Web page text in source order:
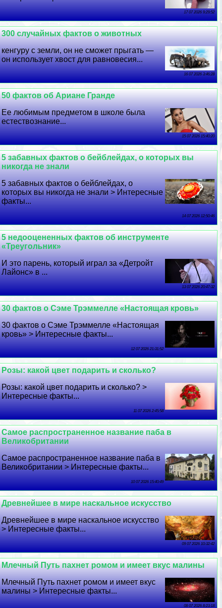
17 07 2026 9:29:52
300 случайных фактов о животных
кенгуру с земли, он не сможет прыгать —
он использует хвост для равновесия...
16 07 2026 3:46:28
50 фактов об Ариане Гранде
Ее любимым предметом в школе была
естествознание...
15 07 2026 15:40:20
5 забавных фактов о бейблейдах, о которых вы
никогда не знали
5 забавных фактов о бейблейдах, о
которых вы никогда не знали > Интересные
факты...
14 07 2026 12:50:46
5 недооцененных фактов об инструменте
«Треугольник»
И это парень, который играл за «Детройт
Лайонс» в ...
13 07 2026 20:47:32
30 фактов о Сэме Трэммелле «Настоящая кровь»
30 фактов о Сэме Трэммелле «Настоящая
кровь» > Интересные факты...
12 07 2026 21:31:52
Розы: какой цвет подарить и сколько?
Розы: какой цвет подарить и сколько? >
Интересные факты...
11 07 2026 2:45:58
Самое распространенное название паба в
Великобритании
Самое распространенное название паба в
Великобритании > Интересные факты...
10 07 2026 15:40:49
Древнейшее в мире наскальное искусство
Древнейшее в мире наскальное искусство
> Интересные факты...
09 07 2026 10:32:42
Млечный Путь пахнет ромом и имеет вкус малины
Млечный Путь пахнет ромом и имеет вкус
малины > Интересные факты...
08 07 2026 8:23:18